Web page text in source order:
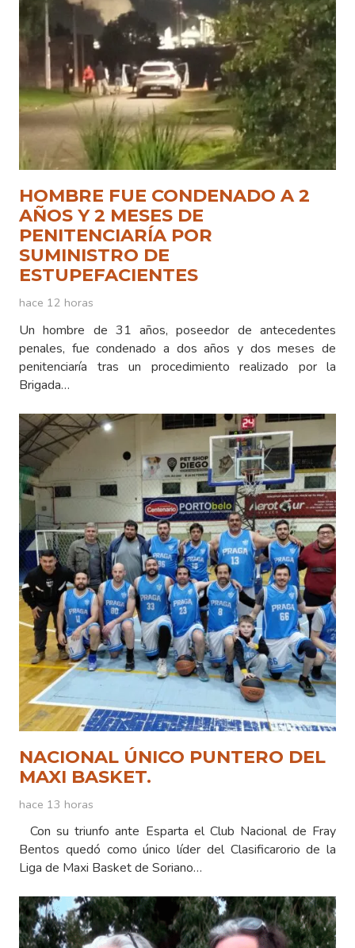
HOMBRE FUE CONDENADO A 2
AÑOS Y 2 MESES DE
PENITENCIARÍA POR
SUMINISTRO DE
ESTUPEFACIENTES
hace 12 horas
Un hombre de 31 años, poseedor de antecedentes
penales, fue condenado a dos años y dos meses de
penitenciaría tras un procedimiento realizado por la
Brigada…
NACIONAL ÚNICO PUNTERO DEL
MAXI BASKET.
hace 13 horas
Con su triunfo ante Esparta el Club Nacional de Fray
Bentos quedó como único líder del Clasificarorio de la
Liga de Maxi Basket de Soriano…